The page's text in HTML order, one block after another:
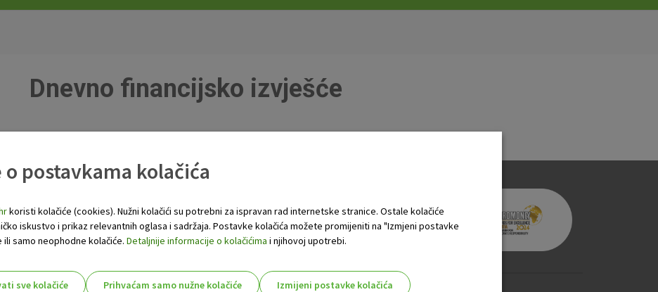
Dnevno financijsko izvješće
postavkama kolačića
koristi kolačiće (cookies). Nužni kolačići su potrebni za ispravan rad internetske stranice. Ostale kolačiće
iskustvo i prikaz relevantnih oglasa i sadržaja. Postavke kolačića možete promijeniti na "Izmjeni postavke
samo neophodne kolačiće. Detaljnije informacije o kolačićima i njihovoj upotrebi.
sve kolačiće Prihvaćam samo nužne kolačiće
Izmijeni postavke kolačića